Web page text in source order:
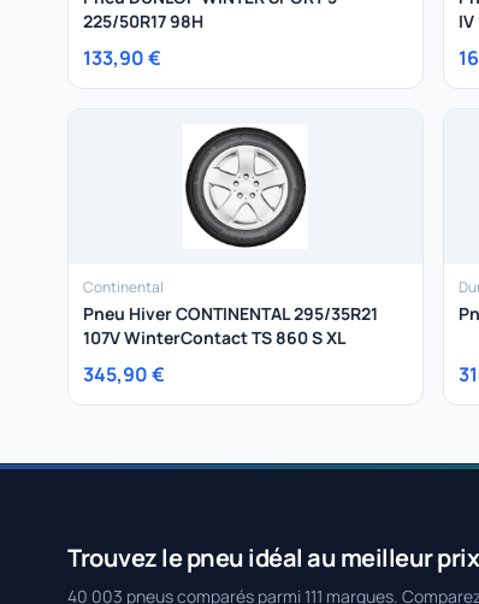
225/50R17 98H
133,90 €
Continental
Pneu Hiver CONTINENTAL 295/35R21
107V WinterContact TS 860 S XL
345,90 €
Trouvez le pneu idéal au meilleur prix
40 003 pneus comparés parmi 111 marques.